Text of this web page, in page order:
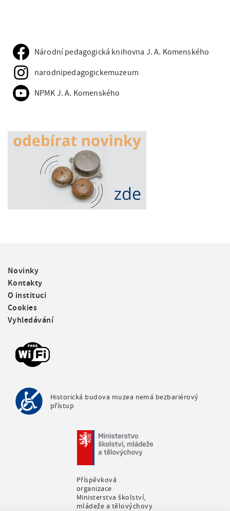
Národní pedagogická knihovna J. A. Komenského
narodnipedagogickemuzeum
NPMK J. A. Komenského
F
o
o
t
e
r
Novinky
Kontakty
O instituci
Cookies
Vyhledávání
Historická budova muzea nemá bezbariérový
přístup
Příspěvková
organizace
Ministerstva školství,
mládeže a tělovýchovy